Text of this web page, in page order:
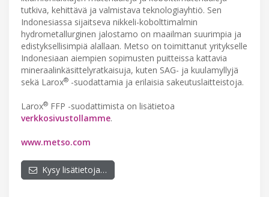
tutkiva, kehittävä ja valmistava teknologiayhtiö. Sen
Indonesiassa sijaitseva nikkeli-kobolttimalmin
hydrometallurginen jalostamo on maailman suurimpia ja
edistyksellisimpiä alallaan. Metso on toimittanut yritykselle
Indonesiaan aiempien sopimusten puitteissa kattavia
mineraalinkäsittelyratkaisuja, kuten SAG- ja kuulamyllyjä
sekä Larox® -suodattamia ja erilaisia sakeutuslaitteistoja.
Larox® FFP -suodattimista on lisätietoa
verkkosivustollamme.
www.metso.com
Kysy lisätietoja…